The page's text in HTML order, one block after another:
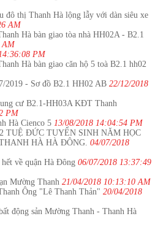
đô thị Thanh Hà lộng lẫy với dàn siêu xe
AM
Hà bàn giao tòa nhà HH02A - B2.1
AM
PM
Hà bàn giao căn hộ 5 toà B2.1 hh02
2019 - Sơ đồ B2.1 HH02 AB 22/12/2018
cư B2.1-HH03A KĐT Thanh
PM
Hà Cienco 5 13/08/2018 14:04:54 PM
TUỆ ĐỨC TUYỂN SINH NĂM HỌC
HÀ HÀ ĐÔNG. 04/07/2018
về quận Hà Đông 06/07/2018 13:37:49
Mường Thanh 21/04/2018 10:13:10 AM
Ông "Lê Thanh Thản" 20/04/2018
động sản Mường Thanh - Thanh Hà